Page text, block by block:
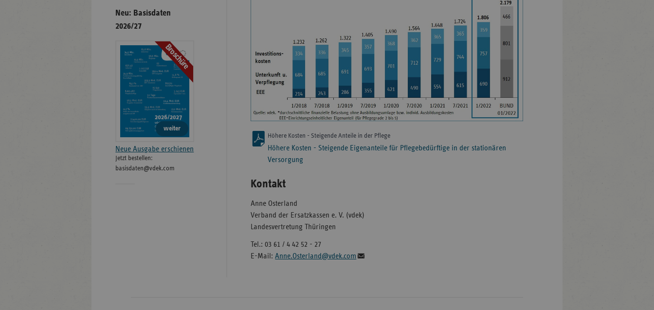
Höhere Kosten - Steigende Anteile in der Pflege
Höhere Kosten - Steigende Eigenanteile für Pflegebedürftige in der stationären
Versorgung
Kontakt
Anne Osterland
Verband der Ersatzkassen e. V. (vdek)
Landesvertretung Thüringen
Tel.: 03 61 / 4 42 52 - 27
E-Mail:Anne.Osterland@vdek.com
Neu: Basisdaten
2026/27
Broschüre
weiter
Neue Ausgabe erschienen
Jetzt bestellen:
basisdaten@vdek.com